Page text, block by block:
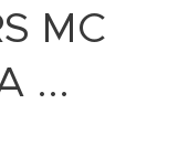
MC
...